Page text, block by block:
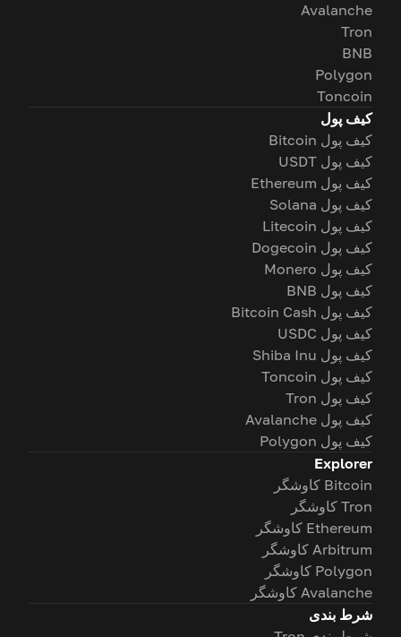
Avalanche
Tron
BNB
Polygon
Toncoin
کیف پول
کیف پول Bitcoin
کیف پول USDT
کیف پول Ethereum
کیف پول Solana
کیف پول Litecoin
کیف پول Dogecoin
کیف پول Monero
کیف پول BNB
کیف پول Bitcoin Cash
کیف پول USDC
کیف پول Shiba Inu
کیف پول Toncoin
کیف پول Tron
کیف پول Avalanche
کیف پول Polygon
Explorer
Bitcoin کاوشگر
Tron کاوشگر
Ethereum کاوشگر
Arbitrum کاوشگر
Polygon کاوشگر
Avalanche کاوشگر
شرط بندی